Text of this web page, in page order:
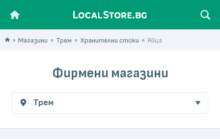
Магазини Трем Хранителни стоки Яйца
Фирмени магазини
Трем